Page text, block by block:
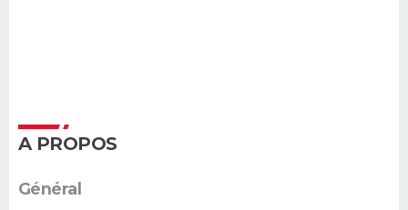
A PROPOS
Général